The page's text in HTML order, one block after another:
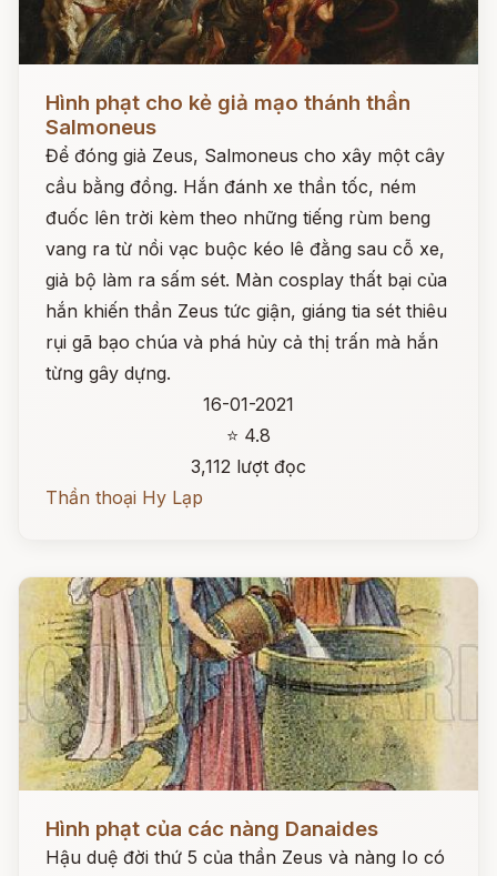
Hình phạt cho kẻ giả mạo thánh thần
Salmoneus
Để đóng giả Zeus, Salmoneus cho xây một cây
cầu bằng đồng. Hắn đánh xe thần tốc, ném
đuốc lên trời kèm theo những tiếng rùm beng
vang ra từ nồi vạc buộc kéo lê đằng sau cỗ xe,
giả bộ làm ra sấm sét. Màn cosplay thất bại của
hắn khiến thần Zeus tức giận, giáng tia sét thiêu
rụi gã bạo chúa và phá hủy cả thị trấn mà hắn
từng gây dựng.
16-01-2021
⭐ 4.8
3,112 lượt đọc
Thần thoại Hy Lạp
Hình phạt của các nàng Danaides
Hậu duệ đời thứ 5 của thần Zeus và nàng Io có